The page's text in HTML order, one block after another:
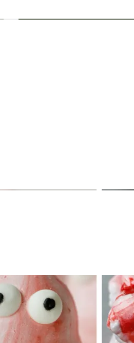
Gå direkte til
holde af de små, skæve, finurlige